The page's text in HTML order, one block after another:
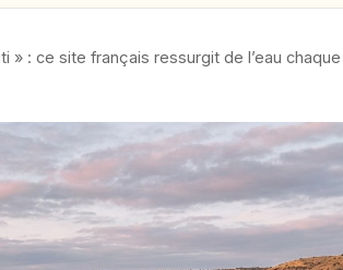
» : ce site français ressurgit de l’eau chaque